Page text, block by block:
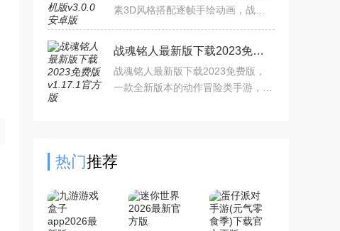
素3D风格搭配逐帧手绘动画，战斗
海量异能道具组合玩法，随机关卡含
隐藏房间、秘密商店等元素。
战魂铭人最新版下载2023免费版v1.17.1官方版
战魂铭人最新版下载2023免费版，
一款全新版本的动作冒险类手游，以
热门推荐